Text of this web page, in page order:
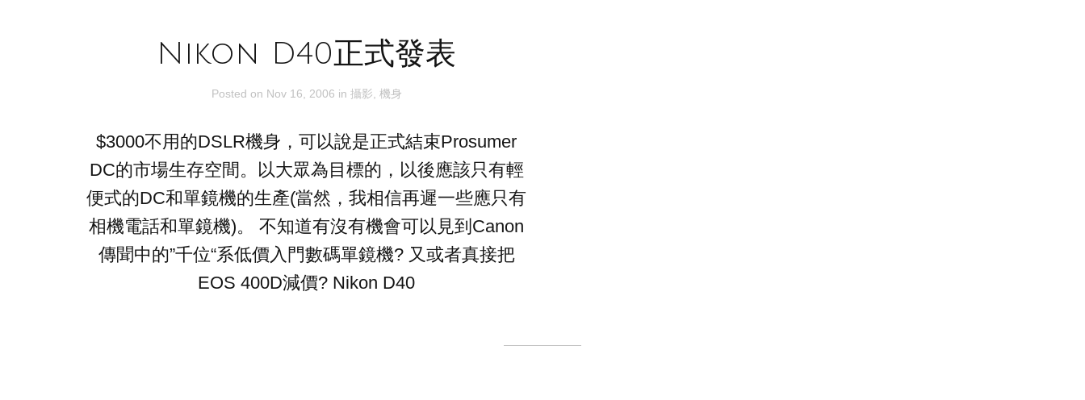
Nikon D40正式發表
Posted on Nov 16, 2006 in 攝影 機身
$3000不用的DSLR機身，可以說是正式結束Prosumer
DC的市場生存空間。以大眾為目標的，以後應該只有輕
便式的DC和單鏡機的生產(當然，我相信再遲一些應只有
相機電話和單鏡機)。 不知道有沒有機會可以見到Canon
傳聞中的”千位“系低價入門數碼單鏡機? 又或者真接把
EOS 400D減價? Nikon D40